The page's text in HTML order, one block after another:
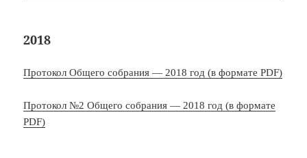
2018
Протокол Общего собрания — 2018 год (в формате PDF)
Протокол №2 Общего собрания — 2018 год (в формате
PDF)